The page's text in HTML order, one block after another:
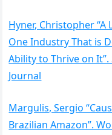
Hyner, Christopher “A
One Industry That is
Ability to Thrive on
Journal
Margulis, Sergio
Brazilian Amazon”.